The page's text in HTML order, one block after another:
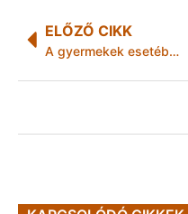
ELŐZŐ CIKK
A gyermekek esetében súlyosabb lefolyású az influenza